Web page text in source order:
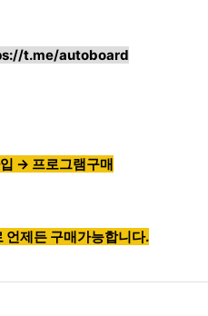
t.me/autoboard
→ 프로그램구매
제든 구매가능합니다.